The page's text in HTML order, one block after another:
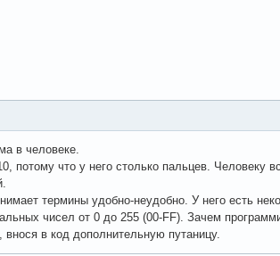
в человеке.
потому что у него столько пальцев. Человеку
термины удобно-неудобно. У него есть
чисел от 0 до 255 (00-FF). Зачем
в код дополнительную путаницу.